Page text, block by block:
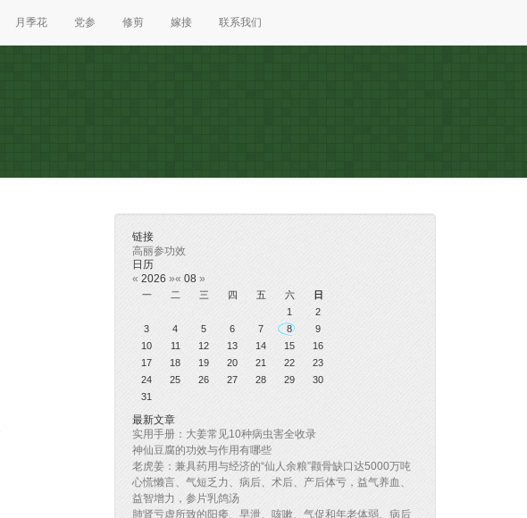
月季花 党参 修剪 嫁接 联系我们
链接
高丽参功效
日历
« 2026 »« 08 »
一 二 三 四 五 六
日
1
2
3
4 5 6 7 8
9
10
11 12 13 14 15
16
17
18 19 20 21 22
23
24
25 26 27 28 29
30
31
最新文章
实用手册：大姜常见10种病虫害全收录
神仙豆腐的功效与作用有哪些
老虎姜：兼具药用与经济的“仙人余粮”颧骨缺口达5000万吨
心慌懒言、气短乏力、病后、术后、产后体亏，益气养血、
益智增力，参片乳鸽汤
肺肾亏虚所致的阳痿、早泄、咳嗽、气促和年老体弱、病后